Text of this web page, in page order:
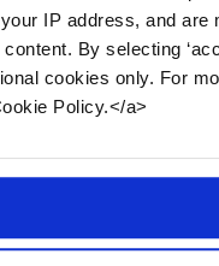
IP address, and
By selecting
cookies only. For
Policy.</a>